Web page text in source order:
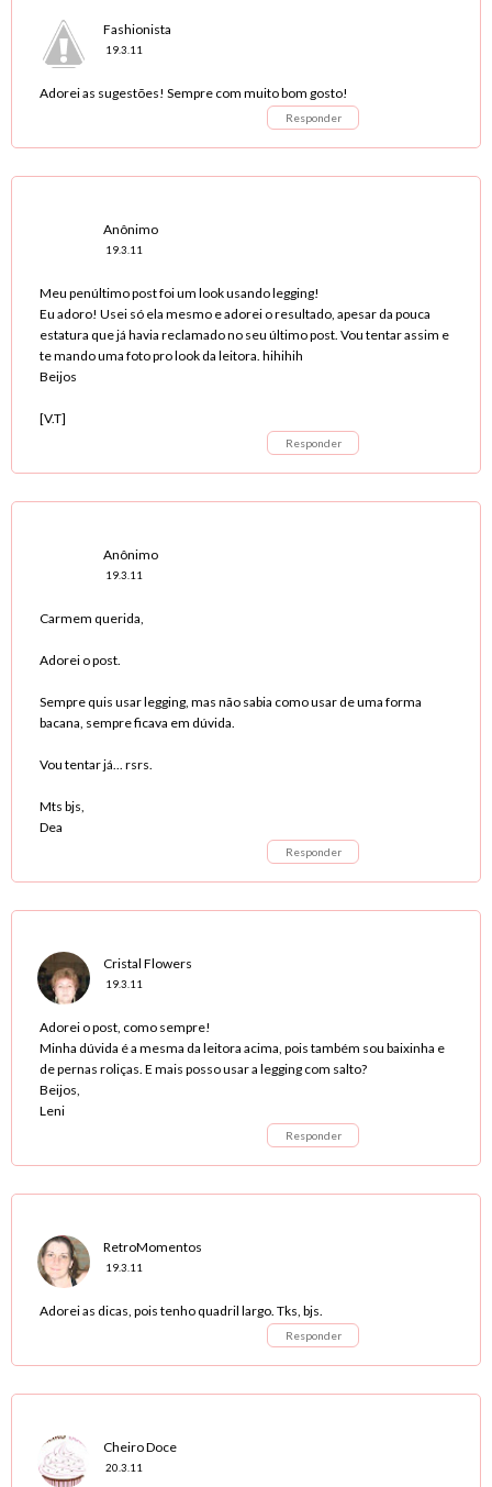
Fashionista
19.3.11
Adorei as sugestões! Sempre com muito bom gosto!
Responder
Anônimo
19.3.11
Meu penúltimo post foi um look usando legging!
Eu adoro! Usei só ela mesmo e adorei o resultado, apesar da pouca
estatura que já havia reclamado no seu último post. Vou tentar assim e
te mando uma foto pro look da leitora. hihihih
Beijos
[V.T]
Responder
Anônimo
19.3.11
Carmem querida,
Adorei o post.
Sempre quis usar legging, mas não sabia como usar de uma forma
bacana, sempre ficava em dúvida.
Vou tentar já... rsrs.
Mts bjs,
Dea
Responder
Cristal Flowers
19.3.11
Adorei o post, como sempre!
Minha dúvida é a mesma da leitora acima, pois também sou baixinha e
de pernas roliças. E mais posso usar a legging com salto?
Beijos,
Leni
Responder
RetroMomentos
19.3.11
Adorei as dicas, pois tenho quadril largo. Tks, bjs.
Responder
Cheiro Doce
20.3.11